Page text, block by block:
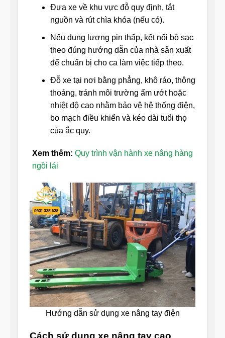
Đưa xe về khu vực đỗ quy định, tắt
nguồn và rút chìa khóa (nếu có).
Nếu dung lượng pin thấp, kết nối bộ sạc
theo đúng hướng dẫn của nhà sản xuất
để chuẩn bị cho ca làm việc tiếp theo.
Đỗ xe tại nơi bằng phẳng, khô ráo, thông
thoáng, tránh môi trường ẩm ướt hoặc
nhiệt độ cao nhằm bảo vệ hệ thống điện,
bo mạch điều khiển và kéo dài tuổi thọ
của ắc quy.
Xem thêm: Quy trình vận hành xe nâng hàng
ngồi lái
Hướng dẫn sử dụng xe nâng tay điện
Cách sử dụng xe nâng tay cao